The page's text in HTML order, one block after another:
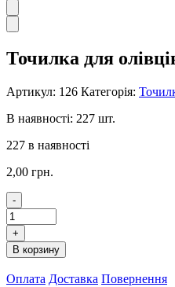
Точилка для
Артикул: 126 Категорія:
В наявності: 227 шт.
227 в наявності
2,00 грн.
-
Точилка
для
олівців
пластикова
+
В корзину
Оплата Доставка Повернення